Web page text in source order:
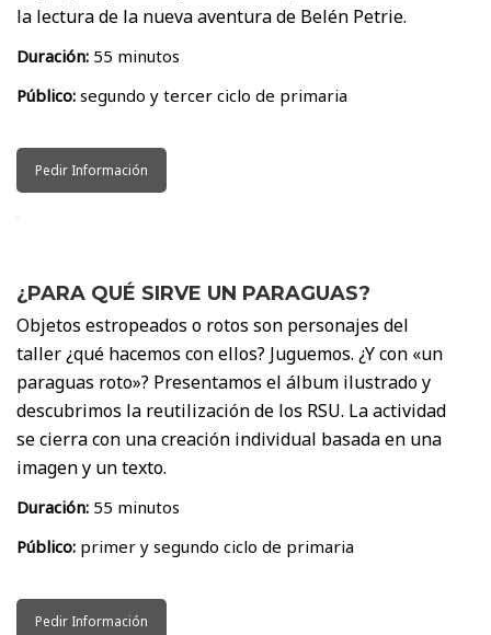
la lectura de la nueva aventura de Belén Petrie.
Duración: 55 minutos
Público: segundo y tercer ciclo de primaria
Pedir Información
¿PARA QUÉ SIRVE UN PARAGUAS?
Objetos estropeados o rotos son personajes del
taller ¿qué hacemos con ellos? Juguemos. ¿Y con «un
paraguas roto»? Presentamos el álbum ilustrado y
descubrimos la reutilización de los RSU. La actividad
se cierra con una creación individual basada en una
imagen y un texto.
Duración: 55 minutos
Público: primer y segundo ciclo de primaria
Pedir Información